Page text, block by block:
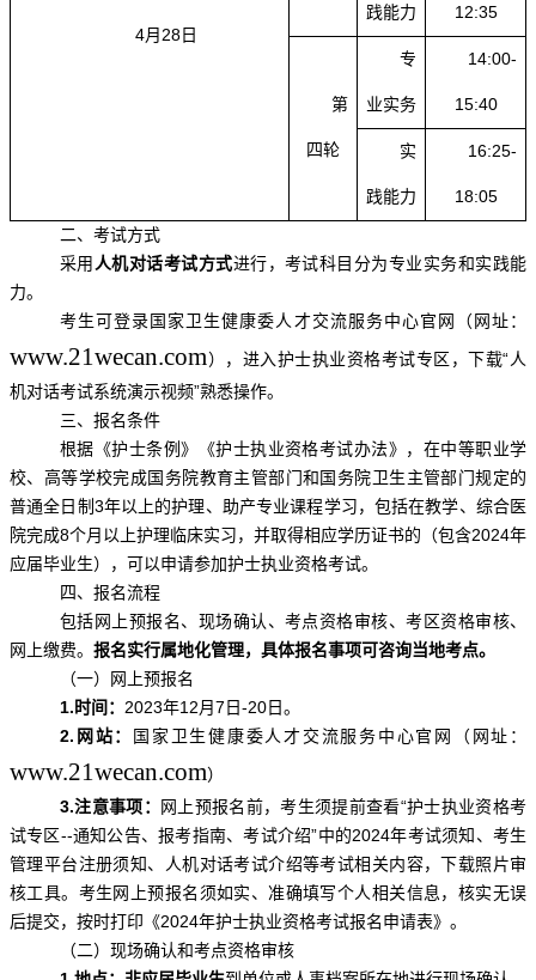
4月28日
践能力 12:35
第
四轮
专
业实务
14:00-
15:40
实
践能力
16:25-
18:05
二、考试方式
采用 人机对话考试方式进行，考试科目分为专业实务和实践能
力。
考生可登录国家卫生健康委人才交流服务中心官网（网址：
www.21wecan.com），进入护士执业资格考试专区，下载“人
机对话考试系统演示视频”熟悉操作。
三、报名条件
根据《护士条例》《护士执业资格考试办法》，在中等职业学
校、高等学校完成国务院教育主管部门和国务院卫生主管部门规定的
普通全日制3年以上的护理、助产专业课程学习，包括在教学、综合医
院完成8个月以上护理临床实习，并取得相应学历证书的（包含2024年
应届毕业生），可以申请参加护士执业资格考试。
四、报名流程
包括网上预报名、现场确认、考点资格审核、考区资格审核、
网上缴费。 报名实行属地化管理，具体报名事项可咨询当地考点。
（一）网上预报名
1.时间： 2023年12月7日-20日。
2.网站：
国家卫生健康委人才交流服务中心官网（网址：
www.21wecan.com）
3.注意事项：
网上预报名前，考生须提前查看“护士执业资格考
试专区--通知公告、报考指南、考试介绍”中的2024年考试须知、考生
管理平台注册须知、人机对话考试介绍等考试相关内容，下载照片审
核工具。考生网上预报名须如实、准确填写个人相关信息，核实无误
后提交，按时打印《2024年护士执业资格考试报名申请表》。
（二）现场确认和考点资格审核